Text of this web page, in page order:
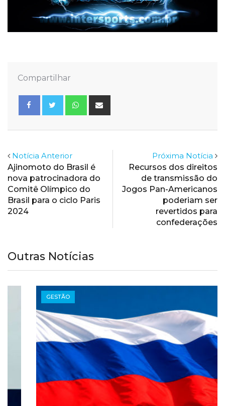
Compartilhar
Whatsapp
Notícia Anterior
Ajinomoto do Brasil é
nova patrocinadora do
Comitê Olímpico do
Brasil para o ciclo Paris
2024
Próxima Notícia
Recursos dos direitos
de transmissão do
Jogos Pan-Americanos
poderiam ser
revertidos para
confederações
Outras Notícias